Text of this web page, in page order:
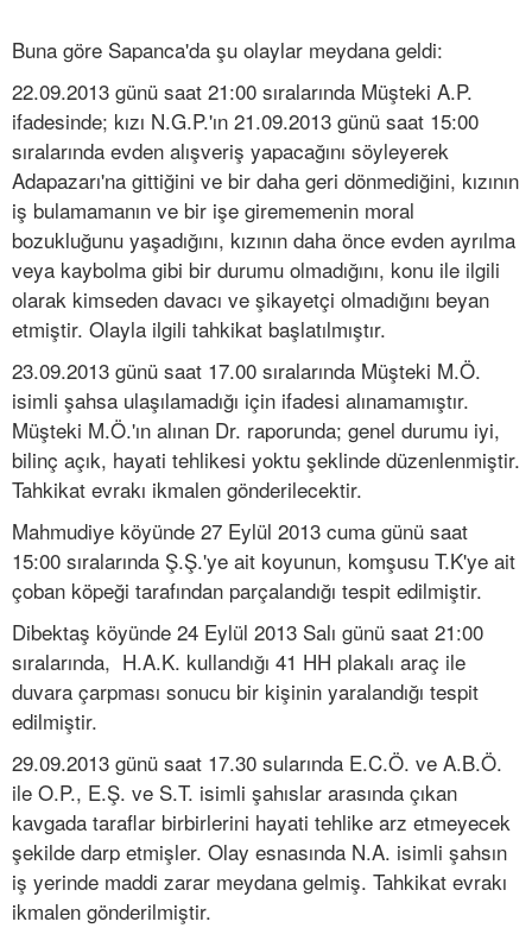
Buna göre Sapanca'da şu olaylar meydana geldi:
22.09.2013 günü saat 21:00 sıralarında Müşteki A.P.
ifadesinde; kızı N.G.P.'ın 21.09.2013 günü saat 15:00
sıralarında evden alışveriş yapacağını söyleyerek
Adapazarı'na gittiğini ve bir daha geri dönmediğini, kızının
iş bulamamanın ve bir işe girememenin moral
bozukluğunu yaşadığını, kızının daha önce evden ayrılma
veya kaybolma gibi bir durumu olmadığını, konu ile ilgili
olarak kimseden davacı ve şikayetçi olmadığını beyan
etmiştir. Olayla ilgili tahkikat başlatılmıştır.
23.09.2013 günü saat 17.00 sıralarında Müşteki M.Ö.
isimli şahsa ulaşılamadığı için ifadesi alınamamıştır.
Müşteki M.Ö.'ın alınan Dr. raporunda; genel durumu iyi,
bilinç açık, hayati tehlikesi yoktu şeklinde düzenlenmiştir.
Tahkikat evrakı ikmalen gönderilecektir.
Mahmudiye köyünde 27 Eylül 2013 cuma günü saat
15:00 sıralarında Ş.Ş.'ye ait koyunun, komşusu T.K'ye ait
çoban köpeği tarafından parçalandığı tespit edilmiştir.
Dibektaş köyünde 24 Eylül 2013 Salı günü saat 21:00
sıralarında, H.A.K. kullandığı 41 HH plakalı araç ile
duvara çarpması sonucu bir kişinin yaralandığı tespit
edilmiştir.
29.09.2013 günü saat 17.30 sularında E.C.Ö. ve A.B.Ö.
ile O.P., E.Ş. ve S.T. isimli şahıslar arasında çıkan
kavgada taraflar birbirlerini hayati tehlike arz etmeyecek
şekilde darp etmişler. Olay esnasında N.A. isimli şahsın
iş yerinde maddi zarar meydana gelmiş. Tahkikat evrakı
ikmalen gönderilmiştir.